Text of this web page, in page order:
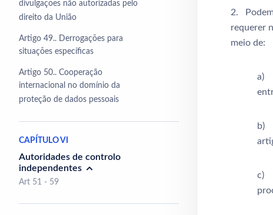
divulgações não autorizadas pelo
direito da União
Artigo 49.. Derrogações para
situações específicas
Artigo 50.. Cooperação
internacional no domínio da
proteção de dados pessoais
CAPÍTULO VI
Autoridades de controlo
independentes
Art 51 - 59
2. Podem
requerer
meio de:
a)
b)
c)